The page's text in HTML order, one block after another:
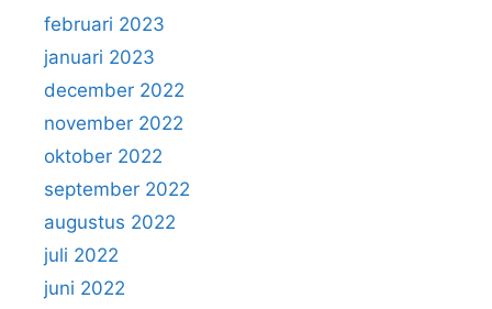
februari 2023
januari 2023
december 2022
november 2022
oktober 2022
september 2022
augustus 2022
juli 2022
juni 2022